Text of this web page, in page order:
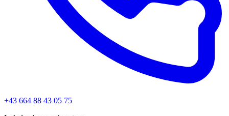
+43 664 88 43 05 75